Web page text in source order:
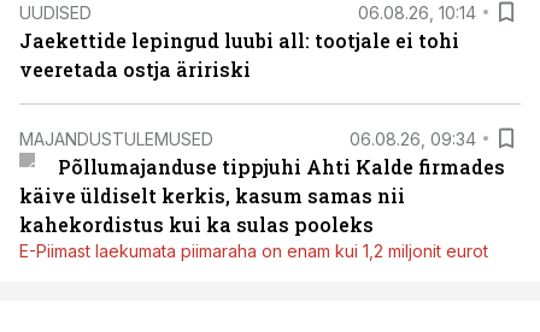
UUDISED 06.08.26, 10:14
Jaekettide lepingud luubi all: tootjale ei tohi
veeretada ostja äririski
MAJANDUSTULEMUSED 06.08.26, 09:34
Põllumajanduse tippjuhi Ahti Kalde firmades
käive üldiselt kerkis, kasum samas nii
kahekordistus kui ka sulas pooleks
E-Piimast laekumata piimaraha on enam kui 1,2 miljonit eurot